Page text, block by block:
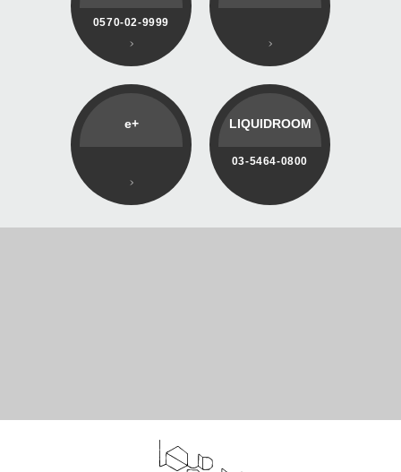
0570-02-9999
e+ LIQUIDROOM
03-5464-0800